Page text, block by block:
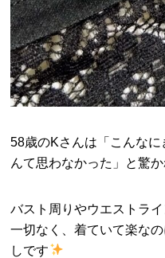
58歳のKさんは「こんな
んて思わなかった」と驚か
バスト周りやウエストラ
一切なく、着ていて楽な
しです